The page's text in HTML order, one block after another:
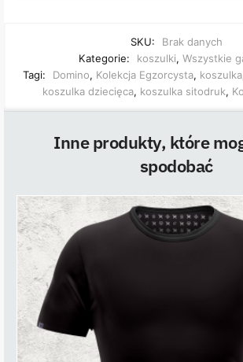
SKU:
Brak danych
Kategorie:
koszulki, Wszystkie
Tagi:
Domino, Kolekcja Egzorcysta, koszulka
koszulka dziecięca, koszulka sitodruk,
Inne produkty, które
spodobać